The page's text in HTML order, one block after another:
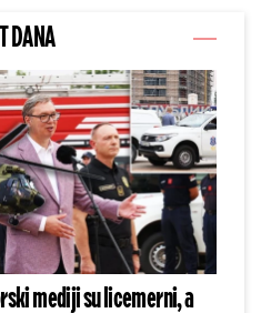
DANA
mediji su licemerni, a